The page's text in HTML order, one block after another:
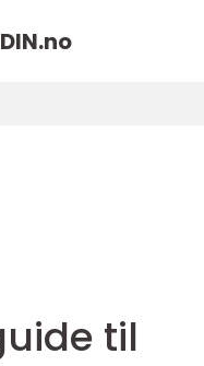
no
til